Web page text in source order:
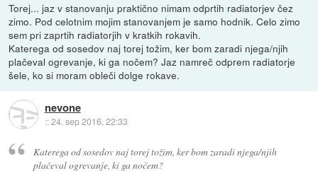
Torej... jaz v stanovanju praktično nimam odprtih radiatorjev čez
zimo. Pod celotnim mojim stanovanjem je samo hodnik. Celo zimo
sem pri zaprtih radiatorjih v kratkih rokavih.
Katerega od sosedov naj torej tožim, ker bom zaradi njega/njih
plačeval ogrevanje, ki ga nočem? Jaz namreč odprem radiatorje
šele, ko si moram obleči dolge rokave.
nevone
::24. sep 2016, 22:33
Katerega od sosedov naj torej tožim, ker bom zaradi njega/njih
plačeval ogrevanje, ki ga nočem?